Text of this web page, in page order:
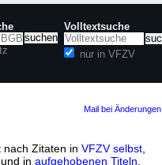
Volltextsuche
nur in VFZV
Mail bei Änderungen
nach Zitaten in VFZV selbst
und in aufgehobenen Titeln